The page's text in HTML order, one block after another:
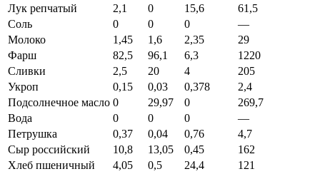
Лук репчатый
2,1 0 15,6
61,5
Соль
0 0 0
—
Молоко
1,45 1,6 2,35
29
Фарш
82,5 96,1 6,3
1220
Сливки
2,5 20 4
205
Укроп
0,15 0,03 0,378
2,4
Подсолнечное масло 0 29,97 0
269,7
Вода
0 0 0
—
Петрушка
0,37 0,04 0,76
4,7
Сыр российский
10,8 13,05 0,45
162
Хлеб пшеничный
4,05 0,5 24,4
121